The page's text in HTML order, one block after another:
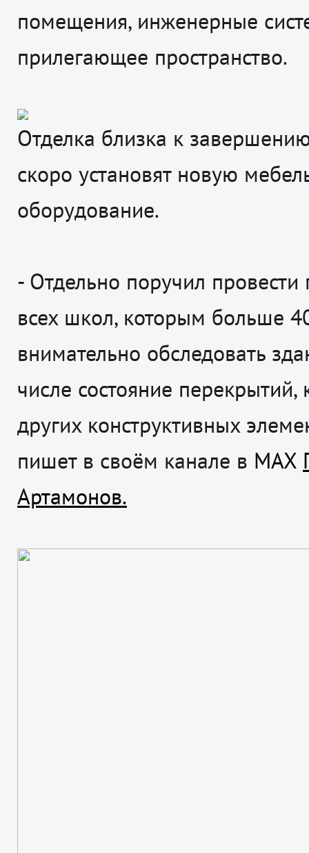
помещения, инженерные
прилегающее пространство.
Отделка близка к
скоро установят новую
оборудование.
- Отдельно поручил провести
всех школ, которым больше
внимательно обследовать
числе состояние перекрытий,
других конструктивных
пишет в своём канале в MAX
Артамонов.